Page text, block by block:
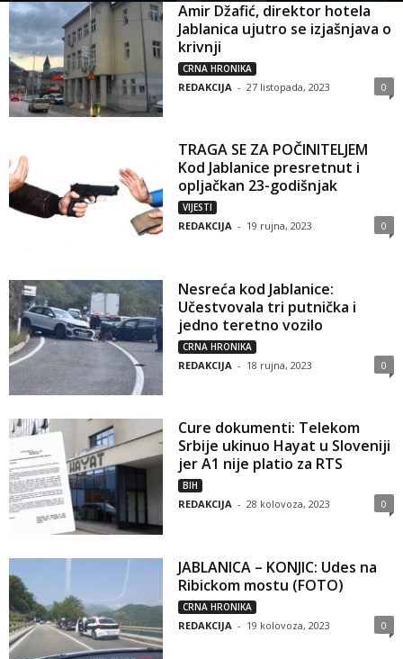
Amir Džafić, direktor hotela
Jablanica ujutro se izjašnjava o
krivnji
CRNA HRONIKA
REDAKCIJA - 27 listopada, 2023 0
TRAGA SE ZA POČINITELJEM
Kod Jablanice presretnut i
opljačkan 23-godišnjak
VIJESTI
REDAKCIJA - 19 rujna, 2023 0
Nesreća kod Jablanice:
Učestvovala tri putnička i
jedno teretno vozilo
CRNA HRONIKA
REDAKCIJA - 18 rujna, 2023 0
Cure dokumenti: Telekom
Srbije ukinuo Hayat u Sloveniji
jer A1 nije platio za RTS
BIH
REDAKCIJA - 28 kolovoza, 2023 0
JABLANICA – KONJIC: Udes na
Ribickom mostu (FOTO)
CRNA HRONIKA
REDAKCIJA - 19 kolovoza, 2023 0